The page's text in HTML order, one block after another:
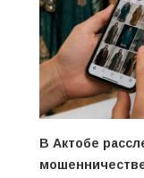
В Актобе